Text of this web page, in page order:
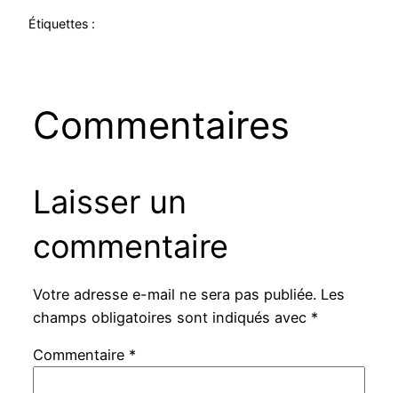
Étiquettes :
Commentaires
Laisser un
commentaire
Votre adresse e-mail ne sera pas publiée. Les
champs obligatoires sont indiqués avec *
Commentaire *